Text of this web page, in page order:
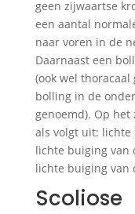
geen zijwaartse
een aantal
naar voren in de
Daarnaast een
(ook wel thoracaal
bolling in de
genoemd). Op
als volgt uit: lichte
lichte buiging van
lichte buiging van
Scoliose